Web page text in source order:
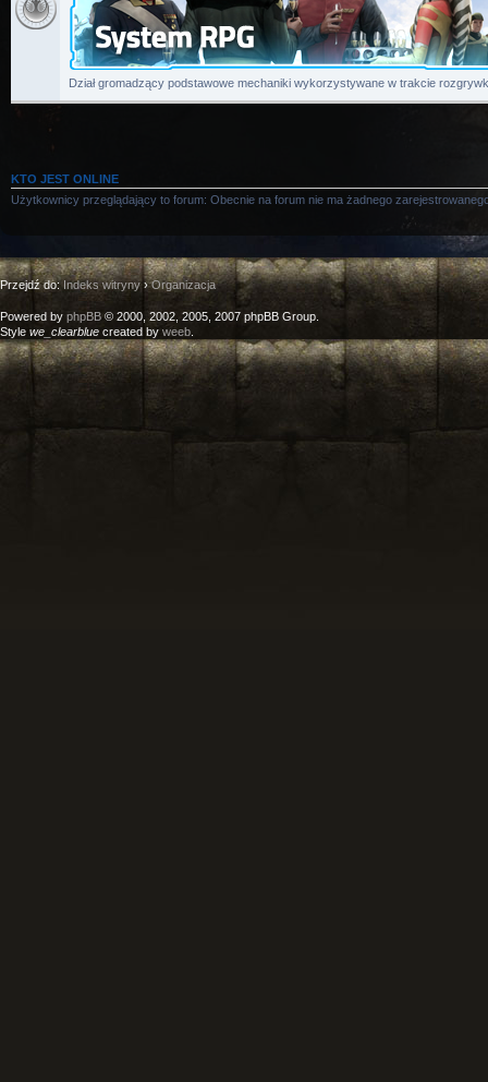
Dział gromadzący podstawowe mechaniki wykorzystywane w trakcie
KTO JEST ONLINE
Użytkownicy przeglądający to forum: Obecnie na forum nie ma żadnego
Przejdź do:Indeks witryny›Organizacja
Powered by phpBB © 2000, 2002, 2005, 2007 phpBB Group.
Style we_clearblue created by weeb